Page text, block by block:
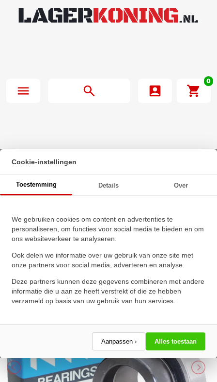
0
Beginpagina·
NTN Insert Lager UEL212-207 D1 W3 (61.91mm)
Cookie-instellingen
Toestemming Details Over
We gebruiken cookies om content en advertenties te
personaliseren, om functies voor social media te bieden en om
ons websiteverkeer te analyseren.
Ook delen we informatie over uw gebruik van onze site met
onze partners voor social media, adverteren en analyse.
Deze partners kunnen deze gegevens combineren met andere
informatie die u aan ze heeft verstrekt of die ze hebben
verzameld op basis van uw gebruik van hun services.
Aanpassen › Alles toestaan
NTN Insert Lager UEL212-207 D1
W3 (61.91mm)
★★★★★
★★★★★
Schrijf een review!